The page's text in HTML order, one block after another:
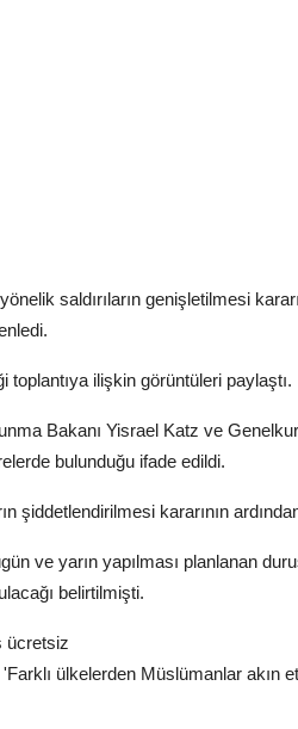
saldırıların genişletilmesi
ilişkin görüntüleri paylaştı.
Bakanı Yisrael Katz ve
bulunduğu ifade edildi.
şiddetlendirilmesi kararının
ve yarın yapılması planlanan
belirtilmişti.
ücretsiz
'Farklı ülkelerden Müslümanlar akın